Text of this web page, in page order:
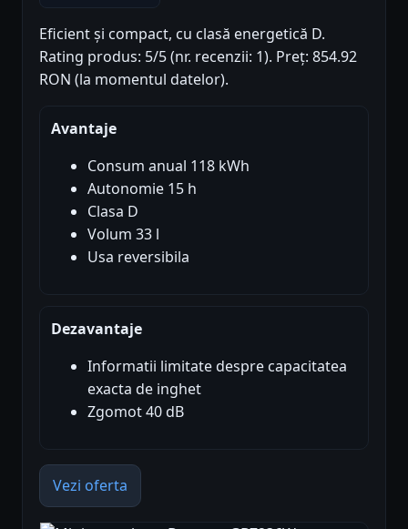
Eficient și compact, cu clasă energetică D.
Rating produs: 5/5 (nr. recenzii: 1). Preț: 854.92
RON (la momentul datelor).
Avantaje
Consum anual 118 kWh
Autonomie 15 h
Clasa D
Volum 33 l
Usa reversibila
Dezavantaje
Informatii limitate despre capacitatea
exacta de inghet
Zgomot 40 dB
Vezi oferta